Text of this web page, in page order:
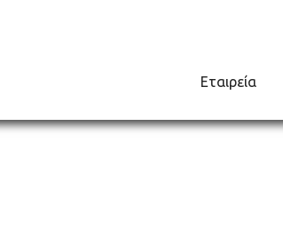
Εταιρεία